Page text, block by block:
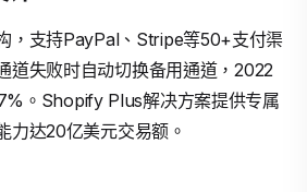
，支持PayPal、Stripe等50+支付渠
道失败时自动切换备用通道，2022
。Shopify Plus解决方案提供专属
力达20亿美元交易额。